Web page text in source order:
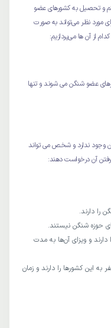
و تحصیل به کشورهای عضو
مورد نظر می‌تواند به صورت
از آن ها می‌پردازیم:
عضو شنگن می شوند و تنها
وجود ندارد و شخص می تواند
آن درخواست دهند:
را دارند.
حوزه شنگن نیستند.
دارند و ویزای آن‌ها به مدت
این کشورها را دارند و زمان